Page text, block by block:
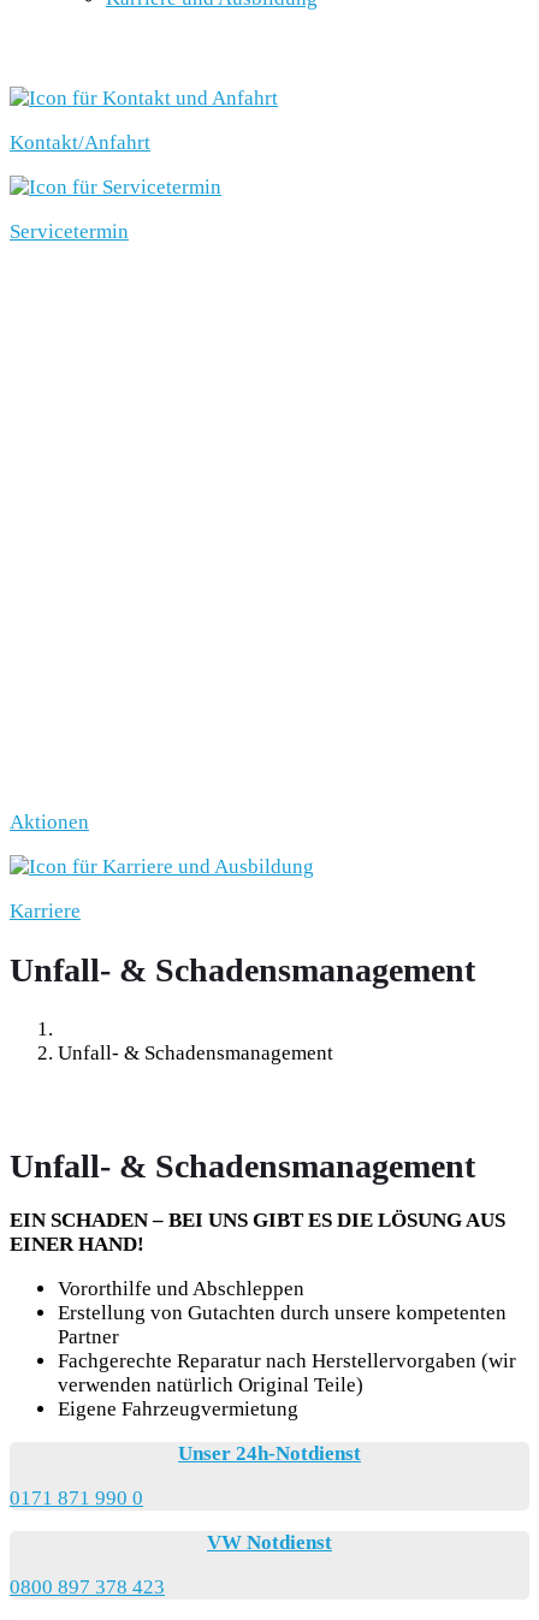
Kontakt/Anfahrt
Servicetermin
Aktionen
Karriere
Unfall- & Schadensmanagement
Unfall- & Schadensmanagement
Unfall- & Schadensmanagement
EIN SCHADEN – BEI UNS GIBT ES DIE LÖSUNG AUS
EINER HAND!
Vororthilfe und Abschleppen
Erstellung von Gutachten durch unsere kompetenten
Partner
Fachgerechte Reparatur nach Herstellervorgaben (wir
verwenden natürlich Original Teile)
Eigene Fahrzeugvermietung
Unser 24h-Notdienst
0171 871 990 0
VW Notdienst
0800 897 378 423